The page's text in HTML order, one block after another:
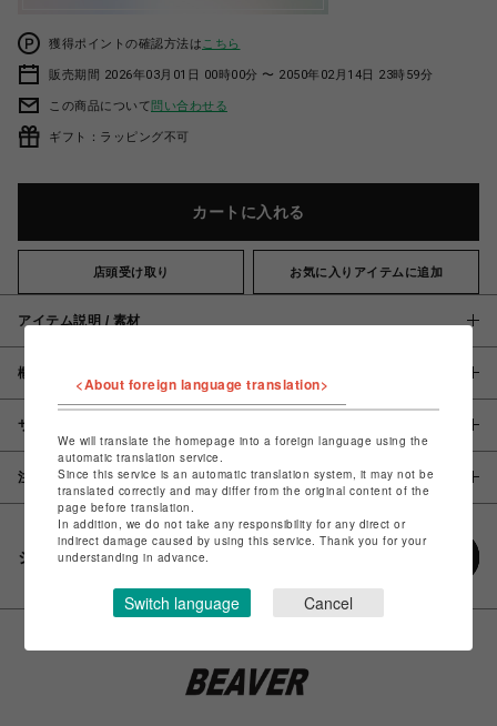
獲得ポイントの確認方法は こちら
販売期間 2026年03月01日 00時00分 〜 2050年02月14日 23時59分
この商品について問い合わせる
ギフト：ラッピング不可
カートに入れる
店頭受け取り お気に入りアイテムに追加
アイテム説明 / 素材
概要
サイズ
注意事項
シェアする
<About foreign language translation>
We will translate the homepage into a foreign language using the
automatic translation service.
Since this service is an automatic translation system, it may not be
translated correctly and may differ from the original content of the
page before translation.
In addition, we do not take any responsibility for any direct or
indirect damage caused by using this service. Thank you for your
understanding in advance.
Switch language Cancel